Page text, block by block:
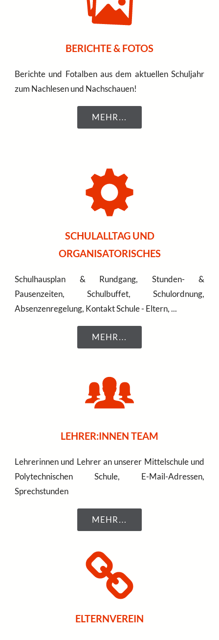
BERICHTE & FOTOS
Berichte und Fotalben aus dem aktuellen Schuljahr
zum Nachlesen und Nachschauen!
MEHR…
SCHULALLTAG UND
ORGANISATORISCHES
Schulhausplan & Rundgang, Stunden- &
Pausenzeiten, Schulbuffet, Schulordnung,
Absenzenregelung, Kontakt Schule - Eltern, ...
MEHR…
LEHRER:INNEN TEAM
Lehrerinnen und Lehrer an unserer Mittelschule und
Polytechnischen Schule, E-Mail-Adressen,
Sprechstunden
MEHR…
ELTERNVEREIN